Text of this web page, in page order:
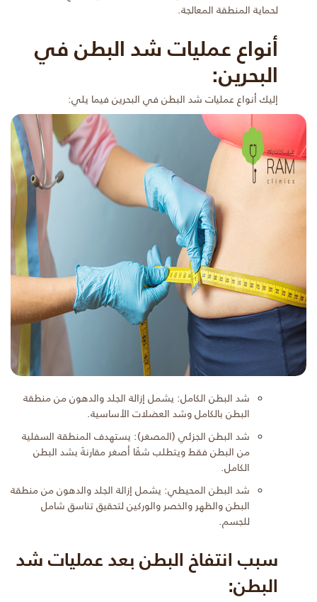
لحماية المنطقة المعالجة.
أنواع عمليات شد البطن في
البحرين:
إليك أنواع عمليات شد البطن في البحرين فيما يلي:
شد البطن الكامل: يشمل إزالة الجلد والدهون من منطقة
البطن بالكامل وشد العضلات الأساسية.
شد البطن الجزئي (المصغر): يستهدف المنطقة السفلية
من البطن فقط ويتطلب شقًا أصغر مقارنةً بشد البطن
الكامل.
شد البطن المحيطي: يشمل إزالة الجلد والدهون من منطقة
البطن والظهر والخصر والوركين لتحقيق تناسق شامل
للجسم.
سبب انتفاخ البطن بعدعمليات شد
البطن: